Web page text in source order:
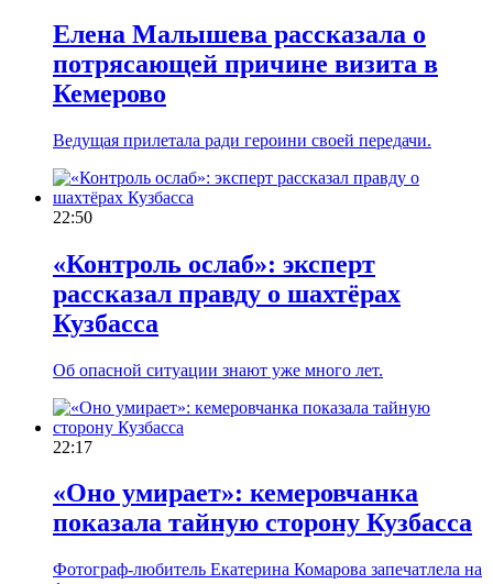
Елена Малышева рассказала о
потрясающей причине визита в
Кемерово
Ведущая прилетала ради героини своей передачи.
22:50
«Контроль ослаб»: эксперт
рассказал правду о шахтёрах
Кузбасса
Об опасной ситуации знают уже много лет.
22:17
«Оно умирает»: кемеровчанка
показала тайную сторону Кузбасса
Фотограф-любитель Екатерина Комарова запечатлела на